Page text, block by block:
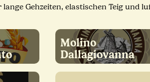
Gehzeiten, elastischen Teig und
Molino
Dallagiovanna